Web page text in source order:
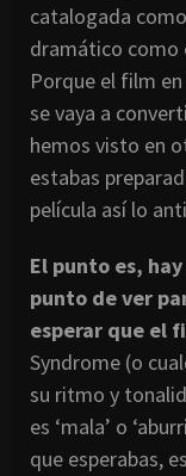
catalogada
dramático como
Porque el film
se vaya a
hemos visto en
estabas
película así lo
El punto es,
punto de ver
esperar que el
Syndrome (o
su ritmo y
es ‘mala’ o
que esperabas,